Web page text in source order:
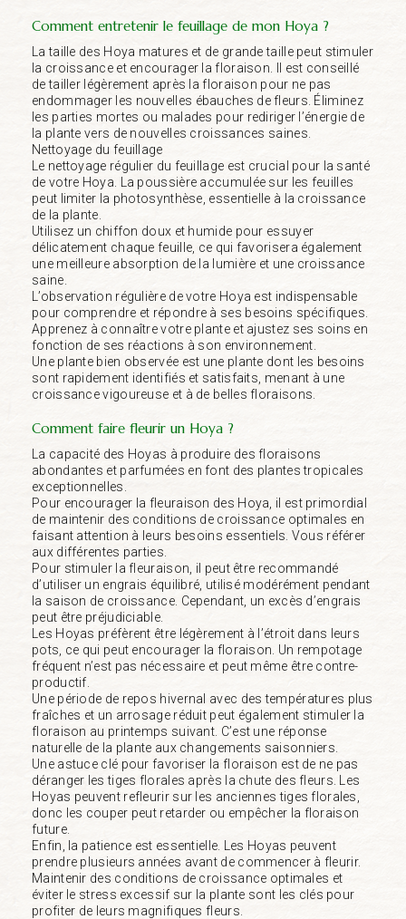
Comment entretenir le feuillage de mon Hoya ?
La taille des Hoya matures et de grande taille peut stimuler
la croissance et encourager la floraison. Il est conseillé
de tailler légèrement après la floraison pour ne pas
endommager les nouvelles ébauches de fleurs. Éliminez
les parties mortes ou malades pour rediriger l’énergie de
la plante vers de nouvelles croissances saines.
Nettoyage du feuillage
Le nettoyage régulier du feuillage est crucial pour la santé
de votre Hoya. La poussière accumulée sur les feuilles
peut limiter la photosynthèse, essentielle à la croissance
de la plante.
Utilisez un chiffon doux et humide pour essuyer
délicatement chaque feuille, ce qui favorisera également
une meilleure absorption de la lumière et une croissance
saine.
L’observation régulière de votre Hoya est indispensable
pour comprendre et répondre à ses besoins spécifiques.
Apprenez à connaître votre plante et ajustez ses soins en
fonction de ses réactions à son environnement.
Une plante bien observée est une plante dont les besoins
sont rapidement identifiés et satisfaits, menant à une
croissance vigoureuse et à de belles floraisons.
Comment faire fleurir un Hoya ?
La capacité des Hoyas à produire des floraisons
abondantes et parfumées en font des plantes tropicales
exceptionnelles.
Pour encourager la fleuraison des Hoya, il est primordial
de maintenir des conditions de croissance optimales en
faisant attention à leurs besoins essentiels. Vous référer
aux différentes parties.
Pour stimuler la fleuraison, il peut être recommandé
d’utiliser un engrais équilibré, utilisé modérément pendant
la saison de croissance. Cependant, un excès d’engrais
peut être préjudiciable.
Les Hoyas préfèrent être légèrement à l’étroit dans leurs
pots, ce qui peut encourager la floraison. Un rempotage
fréquent n’est pas nécessaire et peut même être contre-
productif.
Une période de repos hivernal avec des températures plus
fraîches et un arrosage réduit peut également stimuler la
floraison au printemps suivant. C’est une réponse
naturelle de la plante aux changements saisonniers.
Une astuce clé pour favoriser la floraison est de ne pas
déranger les tiges florales après la chute des fleurs. Les
Hoyas peuvent refleurir sur les anciennes tiges florales,
donc les couper peut retarder ou empêcher la floraison
future.
Enfin, la patience est essentielle. Les Hoyas peuvent
prendre plusieurs années avant de commencer à fleurir.
Maintenir des conditions de croissance optimales et
éviter le stress excessif sur la plante sont les clés pour
profiter de leurs magnifiques fleurs.